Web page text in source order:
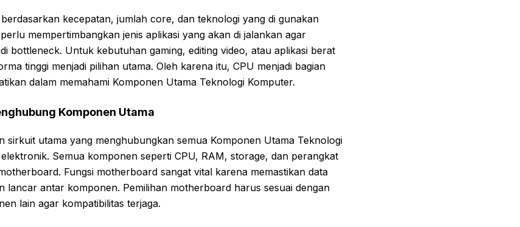
kecepatan, jumlah core, dan teknologi yang di gunakan
mempertimbangkan jenis aplikasi yang akan di jalankan agar
bottleneck. Untuk kebutuhan gaming, editing video, atau aplikasi berat
tinggi menjadi pilihan utama. Oleh karena itu, CPU menjadi bagian
dalam memahami Komponen Utama Teknologi Komputer.
Komponen Utama
sirkuit utama yang menghubungkan semua Komponen Utama Teknologi
Semua komponen seperti CPU, RAM, storage, dan perangkat
Fungsi motherboard sangat vital karena memastikan data
lancar antar komponen. Pemilihan motherboard harus sesuai dengan
lain agar kompatibilitas terjaga.